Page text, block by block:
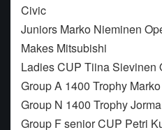
Civic
Juniors Marko Nieminen
Makes Mitsubishi
Ladies CUP Tiina Sievinen
Group A 1400 Trophy
Group N 1400 Trophy
Group F senior CUP Petri